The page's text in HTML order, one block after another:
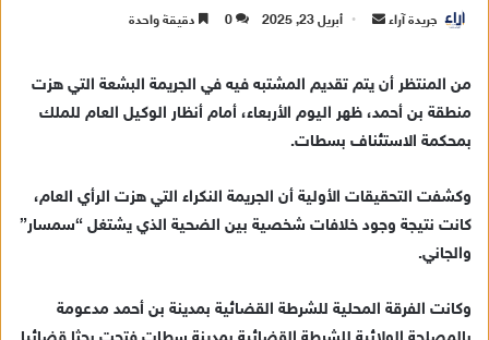
جريدة آراء
د
ا
ك
ت
أبريل 23, 2025 0 دقيقة واحدة
من المنتظر أن يتم تقديم المشتبه فيه في الجريمة البشعة التي هزت
منطقة بن أحمد، ظهر اليوم الأربعاء، أمام أنظار الوكيل العام للملك
بمحكمة الاستئناف بسطات.
وكشفت التحقيقات الأولية أن الجريمة النكراء التي هزت الرأي العام،
كانت نتيجة وجود خلافات شخصية بين الضحية الذي يشتغل “سمسار”
والجاني.
وكانت الفرقة المحلية للشرطة القضائية بمدينة بن أحمد مدعومة